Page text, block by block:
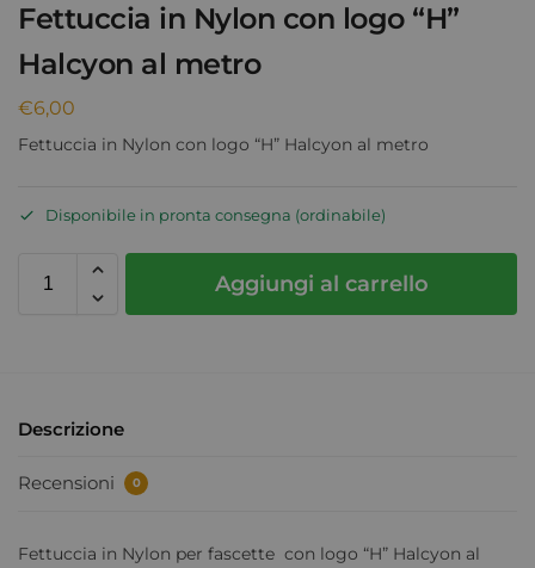
Fettuccia in Nylon con logo “H”
Halcyon al metro
€6,00
Fettuccia in Nylon con logo “H” Halcyon al metro
Disponibile in pronta consegna (ordinabile)
Aggiungi al carrello
Descrizione
Recensioni 0
Fettuccia in Nylon per fascette con logo “H” Halcyon al